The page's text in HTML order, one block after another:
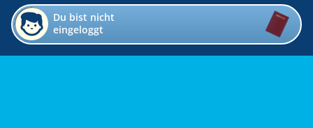
Du bist nicht
eingeloggt